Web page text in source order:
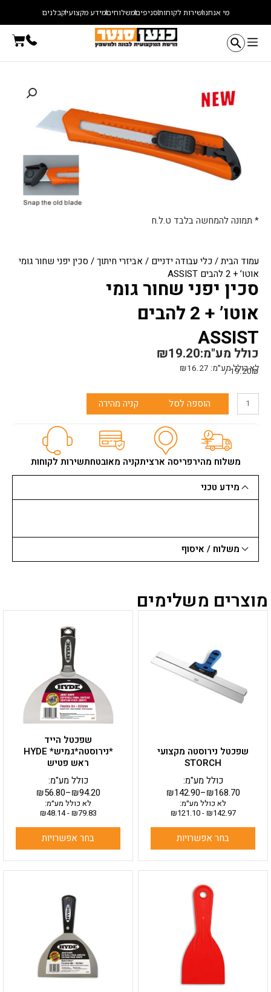
מי אנחנושירות לקוחותסניפיםמשלוחיםמידע מקצועיקבלנים
עמוד הבית/כלי עבודה ידניים / אביזרי חיתוך/ סכין יפני שחור גומי
אוטו’ + 2 להבים ASSIST
סכין יפני שחור גומי
אוטו’ + 2 להבים
ASSIST
₪19.20כולל מע"מ:
לא כולל מע״מ: ₪16.27
19.20₪ /
כמות
2
הוספה לסל קניה מהירה
משלוח מהירפריסה ארציתקניה מאובטחתשירות לקוחות
מידע טכני
משלוח / איסוף
* תמונה להמחשה בלבד ט.ל.ח
מוצרים משלימים
שפכטל נירוסטה מקצועי
STORCH
₪142.90–₪168.70
כולל מע"מ:
לא כולל מע״מ:
₪142.97
-
₪121.10
בחר אפשרויות
סוגים.
ניתן
שפכטל הייד
*נירוסטה*גמיש* HYDE
ראש פטיש
₪56.80–₪94.20
כולל מע"מ:
לא כולל מע״מ:
₪79.83
-
₪48.14
בחר אפשרויות
זה
יש
מספר
סוגים.
ניתן
לבחור
את
האפשרויות
המוצר
זה
יש
מספר
סוגים.
ניתן
לבחור
האפשרויות
יש
מספר
סוגים.
ניתן
לבחור
את
האפשרויות